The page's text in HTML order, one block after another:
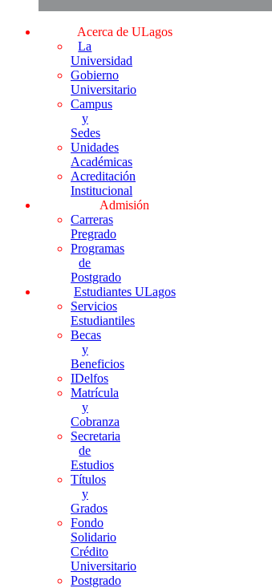
Acerca de ULagos
La
Universidad
Gobierno
Universitario
Campus
y
Sedes
Unidades
Académicas
Acreditación
Institucional
Admisión
Carreras
Pregrado
Programas
de
Postgrado
Estudiantes ULagos
Servicios
Estudiantiles
Becas
y
Beneficios
IDelfos
Matrícula
y
Cobranza
Secretaria
de
Estudios
Títulos
y
Grados
Fondo
Solidario
Crédito
Universitario
Postgrado